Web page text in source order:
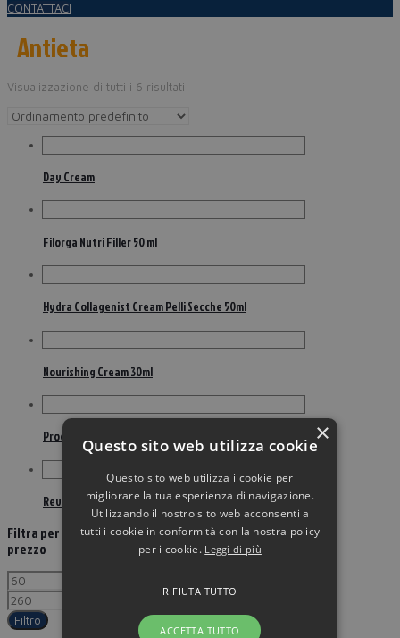
CONTATTACI
Antieta
Visualizzazione di tutti i 6 risultati
Day Cream
Filorga Nutri Filler 50 ml
Hydra Collagenist Cream Pelli Secche 50ml
Nourishing Cream 30ml
Prodigy Reversis Surconcentrate Serum 30ml
Revitilizing Supreme Plus Creme
Filtra per
prezzo
Filtro
×
Questo sito web utilizza cookie
Questo sito web utilizza i cookie per
migliorare la tua esperienza di navigazione.
Utilizzando il nostro sito web acconsenti a
tutti i cookie in conformità con la nostra policy
per i cookie. Leggi di più
ACCETTA TUTTO
RIFIUTA TUTTO